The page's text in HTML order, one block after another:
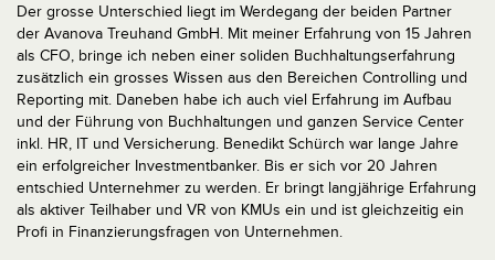
Der grosse Unterschied liegt im Werdegang der beiden Partner
der Avanova Treuhand GmbH. Mit meiner Erfahrung von 15 Jahren
als CFO, bringe ich neben einer soliden Buchhaltungserfahrung
zusätzlich ein grosses Wissen aus den Bereichen Controlling und
Reporting mit. Daneben habe ich auch viel Erfahrung im Aufbau
und der Führung von Buchhaltungen und ganzen Service Center
inkl. HR, IT und Versicherung. Benedikt Schürch war lange Jahre
ein erfolgreicher Investmentbanker. Bis er sich vor 20 Jahren
entschied Unternehmer zu werden. Er bringt langjährige Erfahrung
als aktiver Teilhaber und VR von KMUs ein und ist gleichzeitig ein
Profi in Finanzierungsfragen von Unternehmen.